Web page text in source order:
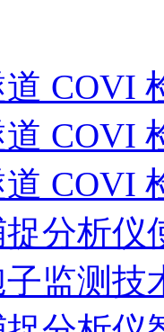
COVI
COVI
道 COVI
分析仪
监测技